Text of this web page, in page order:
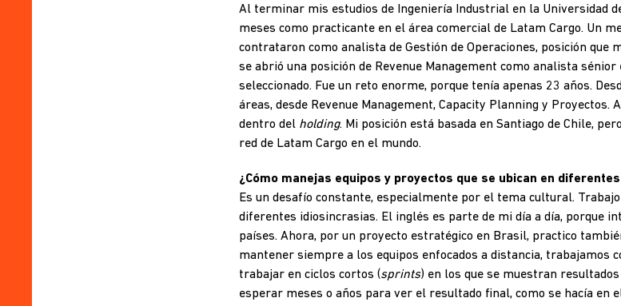
Al terminar mis estudios de Ingeniería Industrial en la Universidad
meses como practicante en el área comercial de Latam Cargo. Un
contrataron como analista de Gestión de Operaciones, posición que
se abrió una posición de Revenue Management como analista
seleccionado. Fue un reto enorme, porque tenía apenas 23 años.
áreas, desde Revenue Management, Capacity Planning y Proyectos.
dentro del holding. Mi posición está basada en Santiago de Chile,
red de Latam Cargo en el mundo.
¿Cómo manejas equipos y proyectos que se ubican en
Es un desafío constante, especialmente por el tema cultural.
diferentes idiosincrasias. El inglés es parte de mi día a día, porque
países. Ahora, por un proyecto estratégico en Brasil, practico
mantener siempre a los equipos enfocados a distancia, trabajamos
trabajar en ciclos cortos (sprints) en los que se muestran
esperar meses o años para ver el resultado final, como se hacía en